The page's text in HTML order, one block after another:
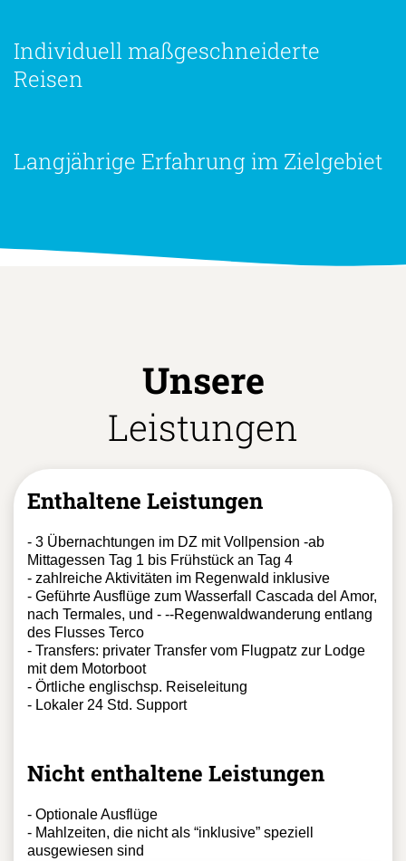
Individuell maßgeschneiderte
Reisen
Langjährige Erfahrung im Zielgebiet
Unsere
Leistungen
Enthaltene Leistungen
- 3 Übernachtungen im DZ mit Vollpension -ab
Mittagessen Tag 1 bis Frühstück an Tag 4
- zahlreiche Aktivitäten im Regenwald inklusive
- Geführte Ausflüge zum Wasserfall Cascada del Amor,
nach Termales, und - --Regenwaldwanderung entlang
des Flusses Terco
- Transfers: privater Transfer vom Flugpatz zur Lodge
mit dem Motorboot
- Örtliche englischsp. Reiseleitung
- Lokaler 24 Std. Support
Nicht enthaltene Leistungen
- Optionale Ausflüge
- Mahlzeiten, die nicht als “inklusive” speziell
ausgewiesen sind